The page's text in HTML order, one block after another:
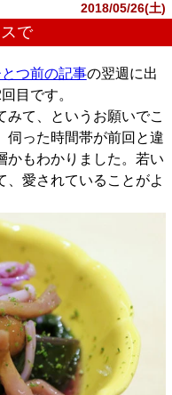
2018/05/26(土)
で
つ前の記事の翌週に出
目です。
て、というお願いでこ
伺った時間帯が前回と違
かもわかりました。若い
、愛されていることがよ